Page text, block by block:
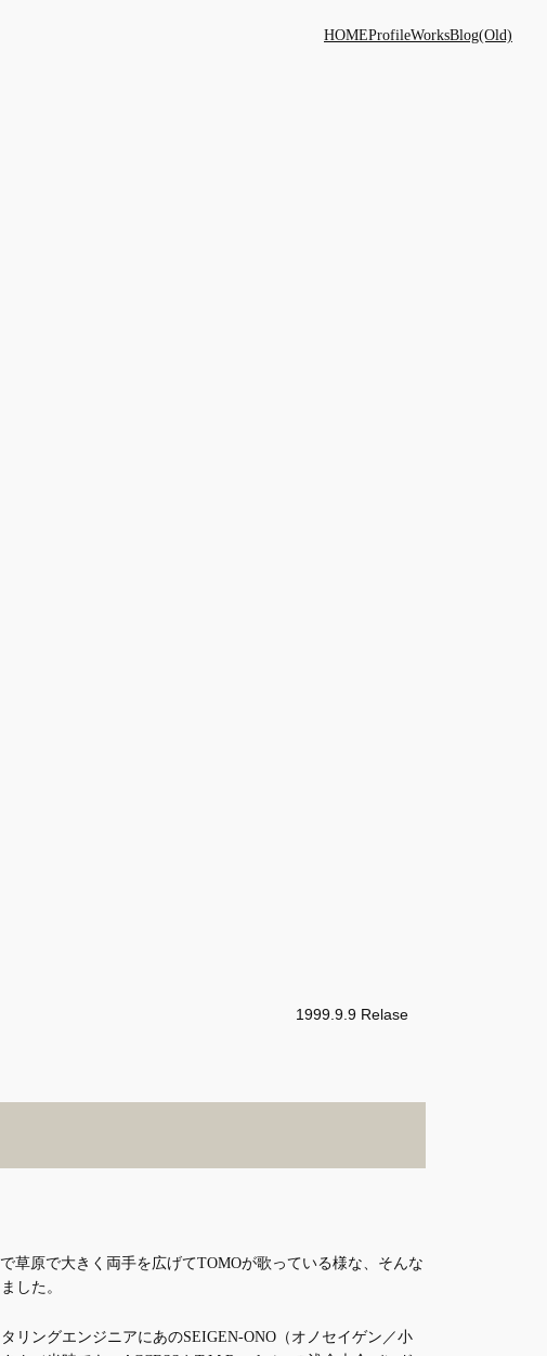
HOMEProfileWorksBlog(Old)
1999.9.9 Relase
草原で大きく両手を広げてTOMOが歌っている様な、そんな
した。
リングエンジニアにあのSEIGEN-ONO（オノセイゲン／小